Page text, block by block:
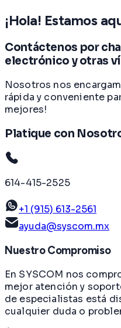
¡Hola! Estamos
Contáctenos por
electrónico y otras
Nosotros nos
rápida y conveniente
mejores!
Platique con
614-415-2525
+1 (915) 613-2561
ayuda@syscom.mx
Nuestro Compromiso
En SYSCOM nos
mejor atención y
de especialistas está
cualquier duda o